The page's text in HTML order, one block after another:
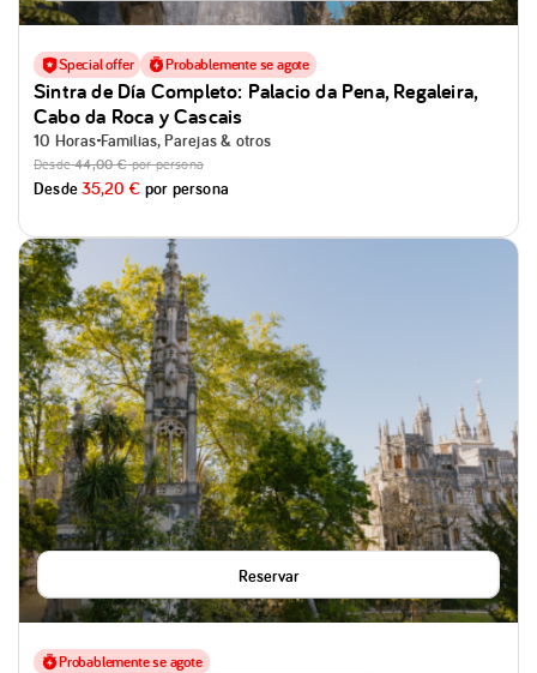
Special offer Probablemente se agote
Sintra de Día Completo: Palacio da Pena, Regaleira,
Cabo da Roca y Cascais
10 Horas Familias, Parejas & otros
Desde44,00 €por persona
Desde35,20 € por persona
Reservar
Probablemente se agote